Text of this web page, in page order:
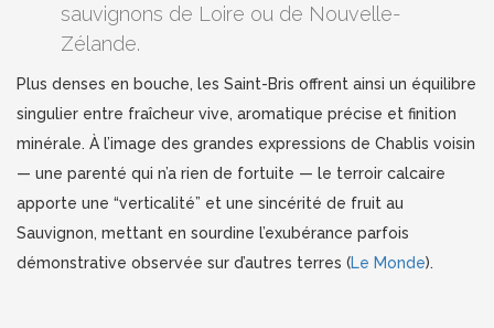
sauvignons de Loire ou de Nouvelle-
Zélande.
Plus denses en bouche, les Saint-Bris offrent ainsi un équilibre
singulier entre fraîcheur vive, aromatique précise et finition
minérale. À l’image des grandes expressions de Chablis voisin
— une parenté qui n’a rien de fortuite — le terroir calcaire
apporte une “verticalité” et une sincérité de fruit au
Sauvignon, mettant en sourdine l’exubérance parfois
démonstrative observée sur d’autres terres (Le Monde).